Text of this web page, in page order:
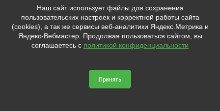
© 2013-2026 | ООО "ЛИТТЕК" -
производство и продажа РТИ
ИНН: 7806523560 | ОГРН:
1147847126162
Политика конфиденциальности |
Пользовательское соглашение
Мы в соцсетях:
    
Наш сайт использует файлы для сохранения
пользовательских настроек и корректной работы сайта
(cookies), а так же сервисы веб-аналитики Яндекс.Метрика и
Яндекс-Вебмастер. Продолжая пользоваться сайтом, вы
соглашаетесь с политикой конфиденциальности
Принять